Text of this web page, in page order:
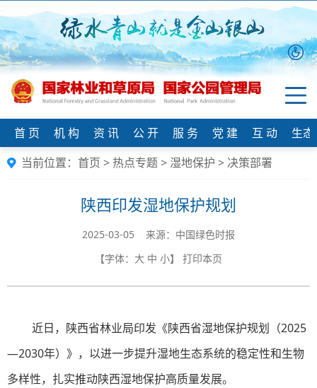
首 页 机 构 资 讯 公 开 服 务 党 建 互 动
生
当前位置： 首页 > 热点专题> 湿地保护 > 决策部署
陕西印发湿地保护规划
2025-03-05 来源：中国绿色时报
【字体： 大 中 小】 打印本页
近日，陕西省林业局印发《陕西省湿地保护规划（2025
—2030年）》，以进一步提升湿地生态系统的稳定性和生物
多样性，扎实推动陕西湿地保护高质量发展。